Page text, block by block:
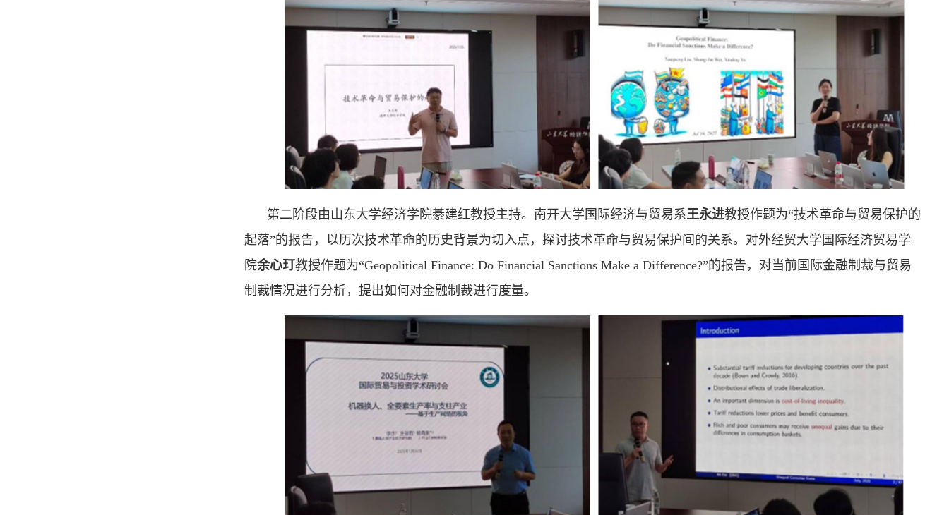
第二阶段由山东大学经济学院綦建红教授主持。南开大学国际经济与贸易系王永进教授作题为“技术革命与贸易保护的
起落”的报告，以历次技术革命的历史背景为切入点，探讨技术革命与贸易保护间的关系。对外经贸大学国际经济贸易学
院余心玎教授作题为“Geopolitical Finance: Do Financial Sanctions Make a Difference?”的报告，对当前国际金融制裁与贸易
制裁情况进行分析，提出如何对金融制裁进行度量。